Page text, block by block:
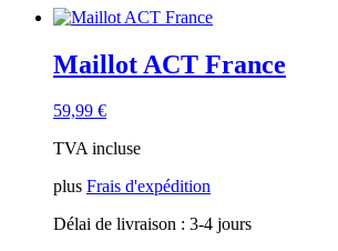
Catégories de produits
ACT Apparel
(43)
Chemises ACT Country
Événement de l'ACT pour les
ACT Merchandising
ACT Originals(19)
Pièces ACT (0)
Maillot ACT France
59,99 €
TVA incluse
plus Frais d'expédition
Délai de livraison : 3-4 jours